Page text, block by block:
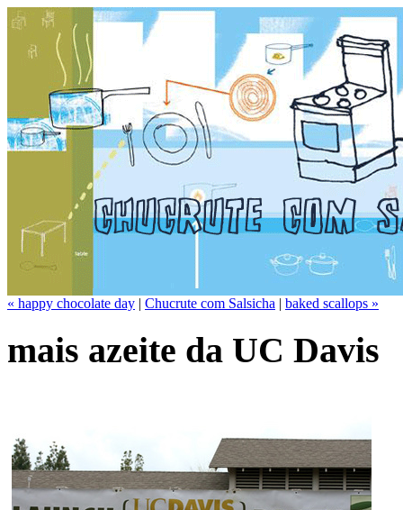
« happy chocolate day | Chucrute com Salsicha | baked scallops »
mais azeite da UC Davis